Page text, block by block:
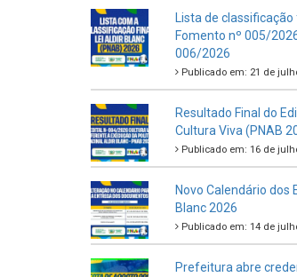
Lista de
Fomento nº 005/
006/2026
Publicado em: 21 de
Resultado Final do
Cultura Viva (PNAB
Publicado em: 16 de
Novo Calendário dos
Blanc 2026
Publicado em: 14 de
Prefeitura abre